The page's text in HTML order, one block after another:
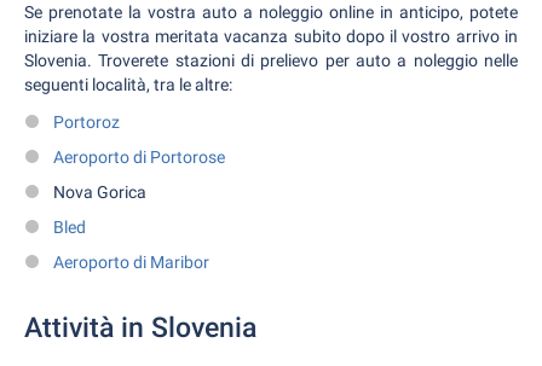
Se prenotate la vostra auto a noleggio online in anticipo, potete
iniziare la vostra meritata vacanza subito dopo il vostro arrivo in
Slovenia. Troverete stazioni di prelievo per auto a noleggio nelle
seguenti località, tra le altre:
Portoroz
Aeroporto di Portorose
Nova Gorica
Bled
Aeroporto di Maribor
Attività in Slovenia